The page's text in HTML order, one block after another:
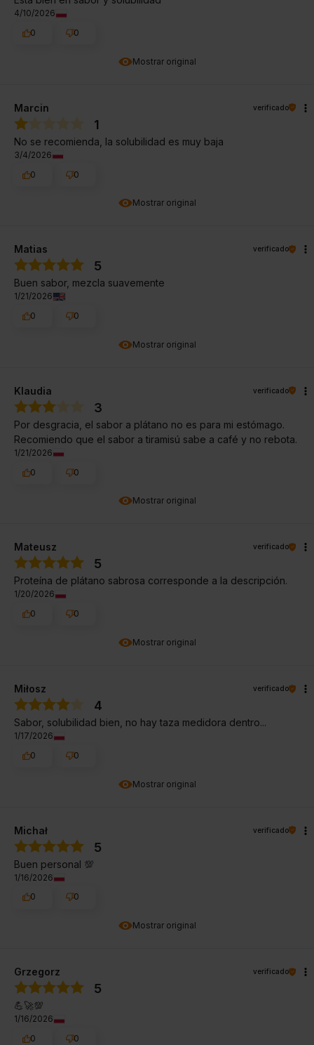
Mostrar original
4/10/2026
0
0
Mostrar original
Marcin verificado
1
No se recomienda, la solubilidad es muy baja
3/4/2026
0
0
Mostrar original
Matias verificado
5
Buen sabor, mezcla suavemente
1/21/2026
0
0
Mostrar original
Klaudia verificado
3
Por desgracia, el sabor a plátano no es para mi estómago.
Recomiendo que el sabor a tiramisú sabe a café y no rebota.
1/21/2026
0
0
Mostrar original
Mateusz verificado
5
Proteína de plátano sabrosa corresponde a la descripción.
1/20/2026
0
0
Mostrar original
Miłosz verificado
4
Sabor, solubilidad bien, no hay taza medidora dentro...
1/17/2026
0
0
Mostrar original
Michał verificado
5
Buen personal 💯
1/16/2026
0
0
Grzegorz verificado
5
💪🚀💯
1/16/2026
0
0